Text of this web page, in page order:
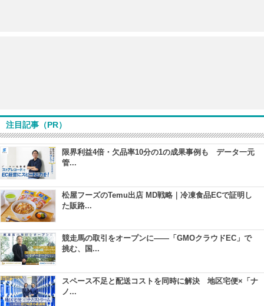
注目記事（PR）
限界利益4倍・欠品率10分の1の成果事例も データ一元
管...
松屋フーズのTemu出店 MD戦略｜冷凍食品ECで証明し
た販路...
競走馬の取引をオープンに――「GMOクラウドEC」で
挑む、国...
スペース不足と配送コストを同時に解決 地区宅便×「ナ
ノ...